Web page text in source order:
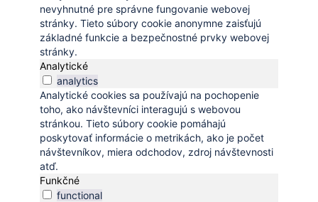
nevyhnutné pre správne fungovanie webovej
stránky. Tieto súbory cookie anonymne zaisťujú
základné funkcie a bezpečnostné prvky webovej
stránky.
Analytické
analytics
Analytické cookies sa používajú na pochopenie
toho, ako návštevníci interagujú s webovou
stránkou. Tieto súbory cookie pomáhajú
poskytovať informácie o metrikách, ako je počet
návštevníkov, miera odchodov, zdroj návštevnosti
atď.
Funkčné
functional